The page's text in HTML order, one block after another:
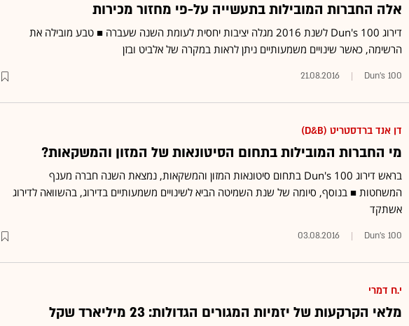
אלה החברות המובילות בתעשייה על-פי מחזור מכירות
דירוג Dun's 100 לשנת 2016 מגלה יציבות יחסית לעומת השנה שעברה ■ טבע מובילה את
הרשימה, כאשר שינויים משמעותיים ניתן לראות במקרה של אלביט ובזן
Dun's 100
21.08.2016
דן אנד ברדסטריט (D&B)
מי החברות המובילות בתחום הסיטונאות של המזון והמשקאות?
בראש דירוג 100 Dun's בתחום סיטונאות המזון והמשקאות, נמצאת השנה חברה מענף
המשחטות ■ בנוסף, סיומה של שנת השמיטה הביא לשינויים משמעותיים בדירוג, בהשוואה לדירוג
אשתקד
Dun's 100
03.08.2016
י.ח דמרי
מלאי הקרקעות של יזמיות המגורים הגדולות: 23 מיליארד שקל